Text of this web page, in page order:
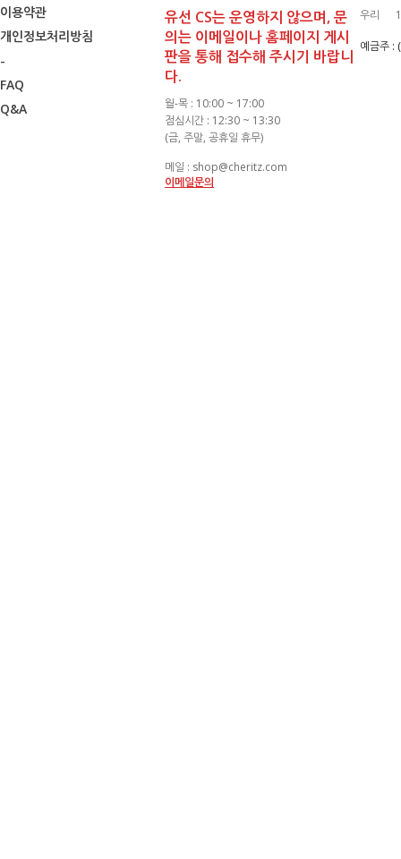
이용약관
개인정보처리방침
-
FAQ
Q&A
유선 CS는 운영하지 않으며, 문
의는 이메일이나 홈페이지 게시
판을 통해 접수해 주시기 바랍니
다.
월-목 : 10:00 ~ 17:00
점심시간 : 12:30 ~ 13:30
(금, 주말, 공휴일 휴무)
메일 : shop@cheritz.com
이메일문의
우리
예금주 :